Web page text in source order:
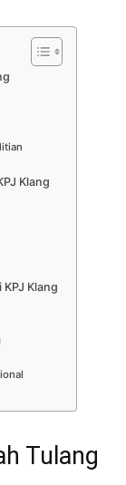
Klang
Klang
Tulang